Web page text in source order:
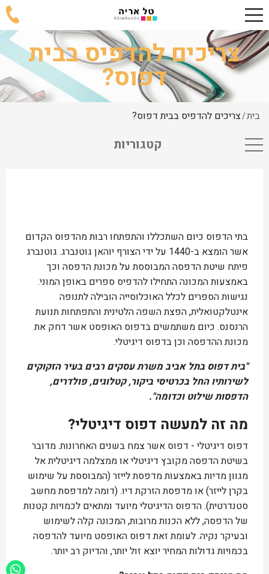
צריכים להדפיס בבית
דפוס?
בית/צריכים להדפיס בבית דפוס?
קטגוריות
בתי הדפוס כיום השתכללו והתפתחו רבות מהדפוס הקדום
אשר הומצא ב-1440 על ידי הצורף יוהאן גוטנברג. גוטנברג
פיתח שיטת הדפסה המבוססת על מכונת הדפסה וכך
באמצעות המכונה התחילו להדפיס ספרים באופן המוני.
נגישות הספרים לכלל האוכלוסייה הובילה לתנופה
אינטלקטואלית, הפצת השפה הלטינית והתפתחות תנועת
הרנסנס. כיום משתמשים בדפוס האופסט אשר דחק את
מכונת ההדפסה וכן בדפוס דיגיטלי.
"בית דפוס בתל אביב משרת עסקים רבים בעיר הזקוקים
לשירותיו החל בכרטיסי ביקור, קטלוגים, פולדרים,
הדפסות שילוט וכדומה".
מה זה למעשה דפוס דיגיטלי?
דפוס דיגיטלי - דפוס אשר צמח בשנים האחרונות. מדובר
בשיטת הדפסה מקובץ דיגיטלי או ממצלמה דיגיטלית אל
מגוון מדיות באמצעות מדפסת לייזר (המבוססת על שימוש
בקרן לייזר) או מדפסת הזרקת דיו. (דומה למדפסת מחשב
סטנדרטית). הדפוס הדיגיטלי מיועד ומתאים לכמויות קטנות
של הדפסה, ללא הכנות מרובות, המכונה קלה לשימוש
ובעיקר נקיה. לעומת זאת דפוס האופסט מיועד להדפסה
בכמויות גדולות המחיר יוצא זול יותר, והדיוק רב יותר.